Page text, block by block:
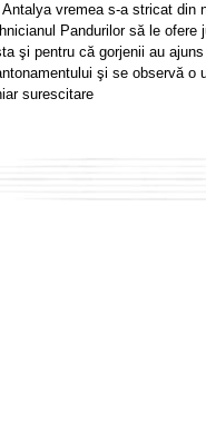
Antalya vremea s-a stricat din
Pandurilor să le ofere
şi pentru că gorjenii au
şi se observă o
surescitare